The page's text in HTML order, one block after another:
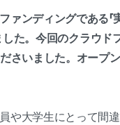
ンディングである「
た。今回のクラウド
さいました。オープ
や大学生にとって間